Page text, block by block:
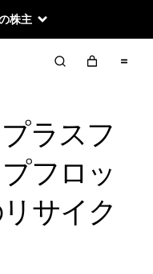
株主
ラスフ
フロッ
サイク